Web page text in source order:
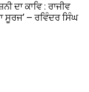
ਦਾ ਕਾਵਿ : ਰਾਜੀਵ
ਸੂਰਜ’ — ਰਵਿੰਦਰ ਸਿੰਘ